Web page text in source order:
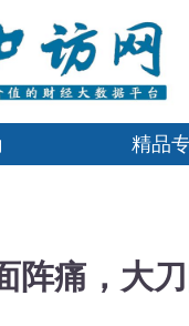
精品
阵痛，大